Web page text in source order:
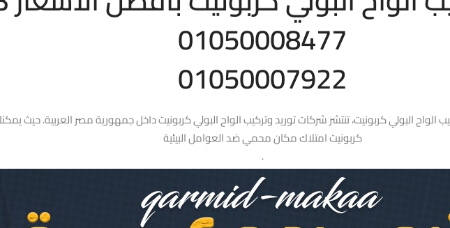
01050008477
01050007922
الواح البولي كربونيت، تنتشر شركات توريد وتركيب الواح البولي كربونيت داخل جمهورية مصر العربية. حيث
كربونيت امتلاك مكان محمي ضد العوامل البيئية
.